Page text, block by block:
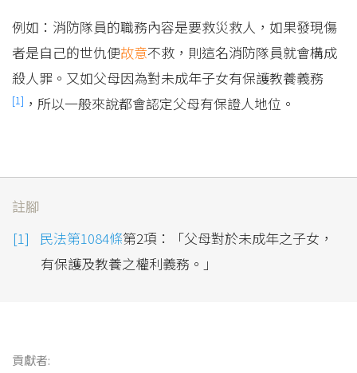
例如：消防隊員的職務內容是要救災救人，如果發現傷
者是自己的世仇便故意不救，則這名消防隊員就會構成
殺人罪。又如父母因為對未成年子女有保護教養義務
[1] ，所以一般來說都會認定父母有保證人地位。
註腳
民法第1084條第2項：「父母對於未成年之子女，
有保護及教養之權利義務。」
貢獻者: